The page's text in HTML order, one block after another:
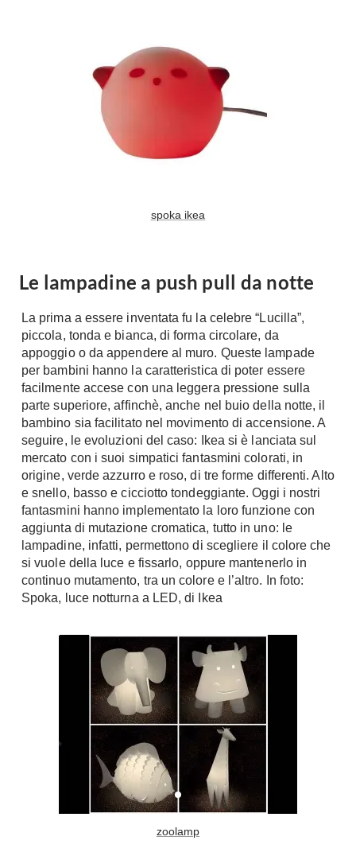
Divani Angolo
Divani in Pelle
Complementi
Camere Matrimoniali
Letti
Comodino
Camere Classiche
Lenzuola
Piumini
Letti Contenitore
Letti a Scomparsa
Armadi
Armadio ante Battenti
Armadi ante
Scorrevoli
Armadi su misura
Armadi Angolo
I consigli sugli armadi
Camerette
Camerette Ragazzi
Camerette Bambini
Letti a Castello
Per Neonati
Cura della casa
Pulizia
Progetto
Norme
Il Verde
Restauri
Impianti
Hi-Fi
Televisori
Hi-Fi
Home-Theatre
Console
Porte
Blindate
Portoni
Maniglie
Finestre
Finestre Pvc
Finestre Alluminio
Finestre Legno
spoka ikea
Le lampadine a push pull da notte
La prima a essere inventata fu la celebre “Lucilla”,
piccola, tonda e bianca, di forma circolare, da
appoggio o da appendere al muro. Queste lampade
per bambini hanno la caratteristica di poter essere
facilmente accese con una leggera pressione sulla
parte superiore, affinchè, anche nel buio della notte, il
bambino sia facilitato nel movimento di accensione. A
seguire, le evoluzioni del caso: Ikea si è lanciata sul
mercato con i suoi simpatici fantasmini colorati, in
origine, verde azzurro e roso, di tre forme differenti. Alto
e snello, basso e cicciotto tondeggiante. Oggi i nostri
fantasmini hanno implementato la loro funzione con
aggiunta di mutazione cromatica, tutto in uno: le
lampadine, infatti, permettono di scegliere il colore che
si vuole della luce e fissarlo, oppure mantenerlo in
continuo mutamento, tra un colore e l’altro. In foto:
Spoka, luce notturna a LED, di Ikea
zoolamp